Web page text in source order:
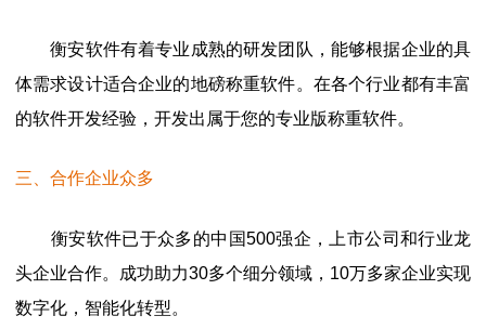
衡安软件有着专业成熟的研发团队，能够根据企业的具
体需求设计适合企业的地磅称重软件。在各个行业都有丰富
的软件开发经验，开发出属于您的专业版称重软件。
三、合作企业众多
衡安软件已于众多的中国500强企，上市公司和行业龙
头企业合作。成功助力30多个细分领域，10万多家企业实现
数字化，智能化转型。